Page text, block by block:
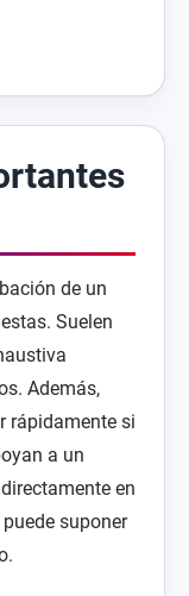
de un
Suelen
Además,
rápidamente si
a un
en
suponer